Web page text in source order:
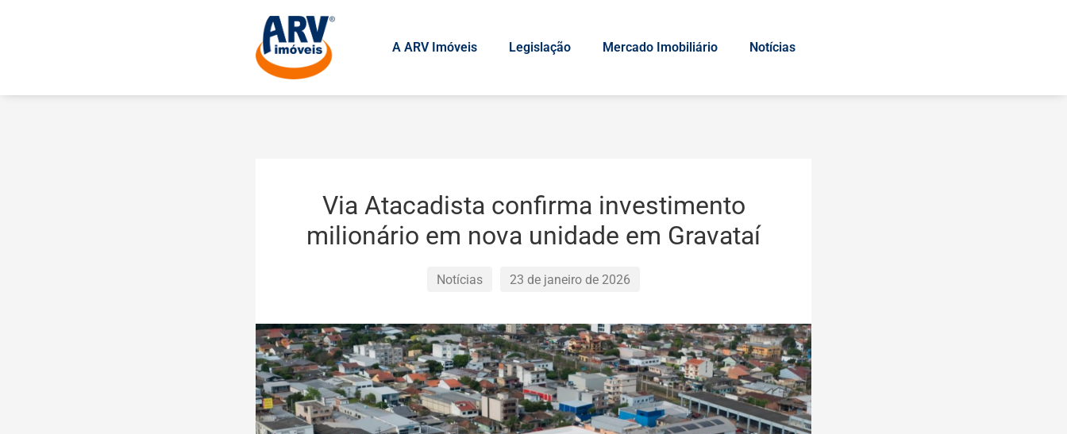
A ARV Imóveis Legislação Mercado Imobiliário Notícias
Via Atacadista confirma investimento
milionário em nova unidade em Gravataí
Notícias 23 de janeiro de 2026